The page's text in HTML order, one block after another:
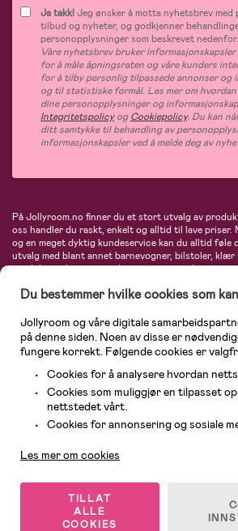
Ja takk!Jeg ønsker å motta nyhetsbrev med
tilbud og nyheter, og godkjenner
personopplysninger som beskrevet nedenfor.
Våre nyhetsbrev bruker
for å måle åpningsraten og våre kunders
for å tilby personlig tilpassede annonser og
og til statistiske formål. Les mer om
dine personopplysninger og
IntegritetspolicyogCookiepolicy. Du kan
ditt samtykke til behandling av
informasjonskapsler ved å melde deg av
På Jollyroom.no finner du et stort utvalg av
oss handler du raskt, enkelt og alltid til lave priser.
og en meget dyktig kundeservice kan du alltid
utvalg med blant annet barnevogner, bilstoler, klær
produkter til mor, mengder av inspirerende
Maxi-Cosi, Baby Jogger, BabyBjörn, Didriksons,
største nettbutikk for barn og baby!
Du bestemmer hvilke cookies som
Jollyroom og våre digitale
på denne siden. Noen av disse er
fungere korrekt. Følgende cookies er
Cookies for å analysere hvordan
Cookies som muliggjør en tilpasset
nettstedet vårt.
Cookies for annonsering og sosiale
Les mer om cookies
TILLAT
ALLE
COOKIES